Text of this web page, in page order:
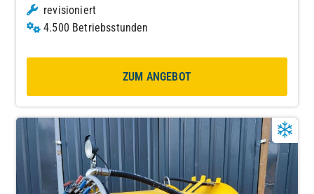
revisioniert
4.500 Betriebsstunden
ZUM ANGEBOT